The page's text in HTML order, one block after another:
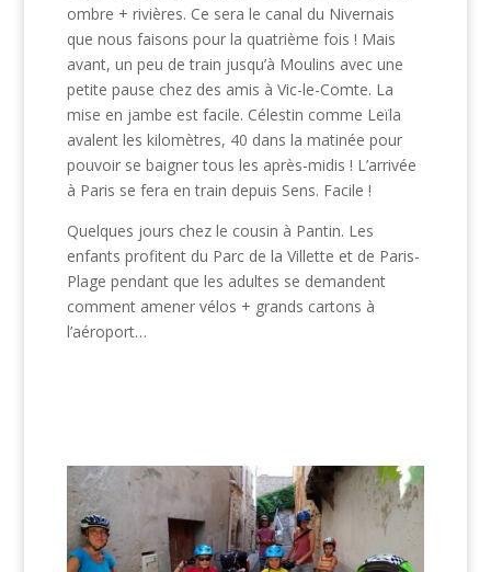
ombre + rivières. Ce sera le canal du Nivernais
que nous faisons pour la quatrième fois ! Mais
avant, un peu de train jusqu’à Moulins avec une
petite pause chez des amis à Vic-le-Comte. La
mise en jambe est facile. Célestin comme Leïla
avalent les kilomètres, 40 dans la matinée pour
pouvoir se baigner tous les après-midis ! L’arrivée
à Paris se fera en train depuis Sens. Facile !
Quelques jours chez le cousin à Pantin. Les
enfants profitent du Parc de la Villette et de Paris-
Plage pendant que les adultes se demandent
comment amener vélos + grands cartons à
l’aéroport…